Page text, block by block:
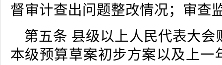
督审计查出问题整改情况；审查
第五条 县级以上人民代表大会
本级预算草案初步方案以及上一